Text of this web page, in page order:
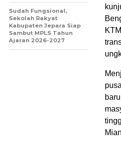
Sudah Fungsional,
Sekolah Rakyat
Kabupaten Jepara Siap
Sambut MPLS Tahun
Ajaran 2026-2027